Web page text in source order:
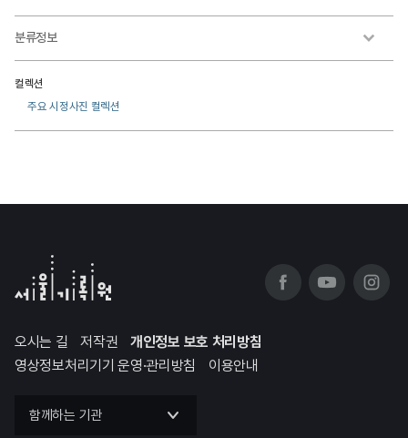
분류정보
컬렉션
주요 시정사진 컬렉션
오시는 길 저작권
개인정보 보호 처리방침
영상정보처리기기 운영·관리방침
이용안내
함께하는 기관